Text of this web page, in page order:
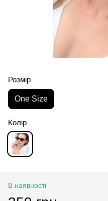
Розмір
One Size
Колір
В наявності